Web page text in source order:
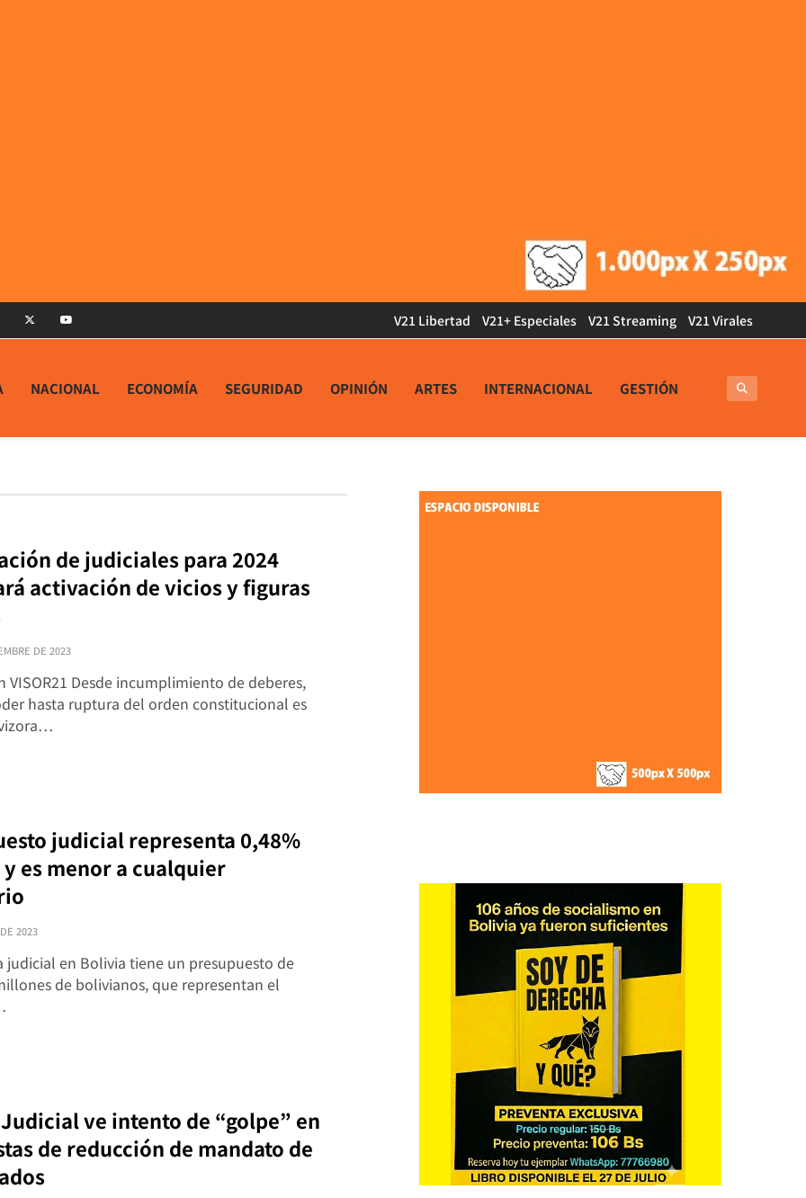
V21 Libertad V21+ Especiales V21 Streaming V21 Virales
NACIONAL ECONOMÍA SEGURIDAD OPINIÓN ARTES INTERNACIONAL GESTIÓN
de judiciales para 2024
activación de vicios y figuras
DE 2023
VISOR21 Desde incumplimiento de deberes,
hasta ruptura del orden constitucional es
judicial representa 0,48%
y es menor a cualquier
2023
judicial en Bolivia tiene un presupuesto de
de bolivianos, que representan el
ve intento de “golpe” en
de reducción de mandato de